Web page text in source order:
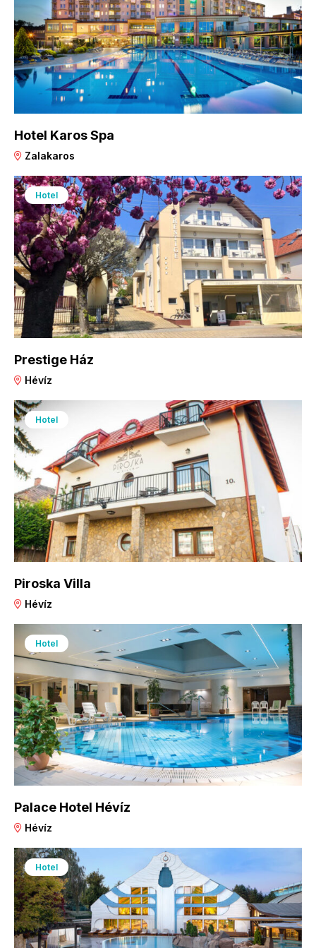
Hotel Karos Spa
Zalakaros
Hotel
Prestige Ház
Hévíz
Hotel
Piroska Villa
Hévíz
Hotel
Palace Hotel Hévíz
Hévíz
Hotel